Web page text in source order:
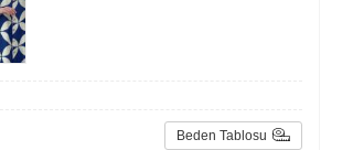
Beden Tablosu